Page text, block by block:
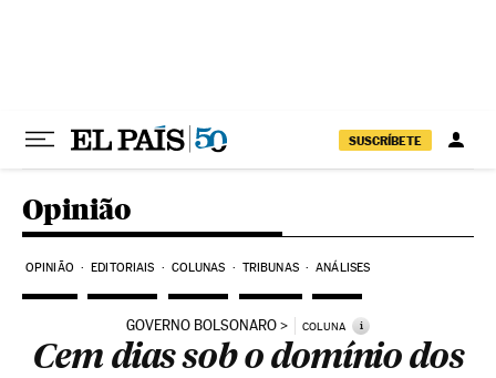
SUSCRÍBETE
Opinião
OPINIÃO EDITORIAIS COLUNAS TRIBUNAS ANÁLISES
GOVERNO BOLSONARO COLUNA i
Cem dias sob o domínio dos